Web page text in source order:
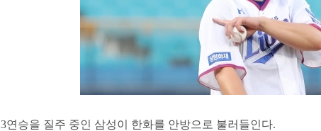
3연승을 질주 중인 삼성이 한화를 안방으로 불러들인다.